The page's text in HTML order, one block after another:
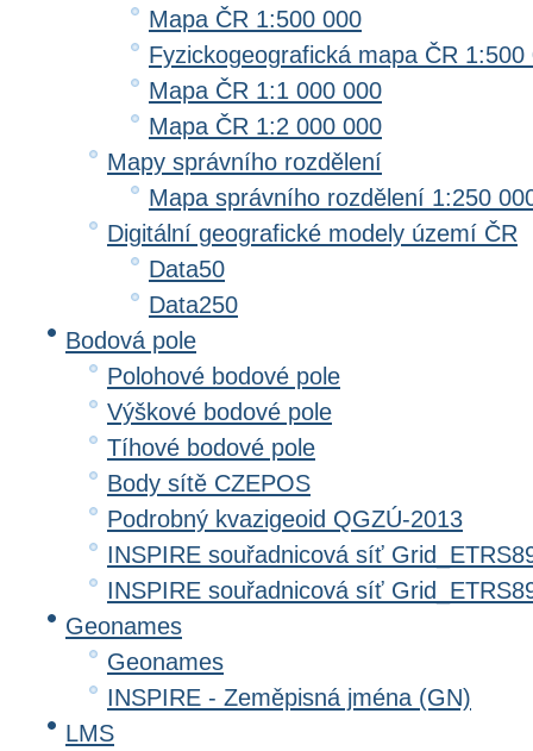
Mapa ČR 1:500 000
Fyzickogeografická mapa ČR 1:500
Mapa ČR 1:1 000 000
Mapa ČR 1:2 000 000
Mapy správního rozdělení
Mapa správního rozdělení 1:250
Digitální geografické modely území ČR
Data50
Data250
Bodová pole
Polohové bodové pole
Výškové bodové pole
Tíhové bodové pole
Body sítě CZEPOS
Podrobný kvazigeoid QGZÚ-2013
INSPIRE souřadnicová síť
INSPIRE souřadnicová síť
Geonames
Geonames
INSPIRE - Zeměpisná jména (GN)
LMS